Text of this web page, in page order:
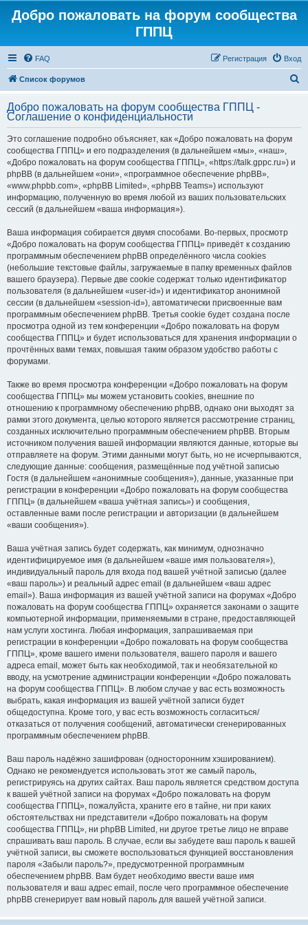
Добро пожаловать на форум сообщества
ГППЦ
FAQ Вход
Регистрация
Список форумов
с
Добро пожаловать на форум сообщества ГППЦ -
Соглашение о конфиденциальности
Это соглашение подробно объясняет, как «Добро пожаловать на форум
сообщества ГППЦ» и его подразделения (в дальнейшем «мы», «наш»,
«Добро пожаловать на форум сообщества ГППЦ», «https://talk.gppc.ru») и
phpBB (в дальнейшем «они», «программное обеспечение phpBB»,
«www.phpbb.com», «phpBB Limited», «phpBB Teams») используют
информацию, полученную во время любой из ваших пользовательских
сессий (в дальнейшем «ваша информация»).
Ваша информация собирается двумя способами. Во-первых, просмотр
«Добро пожаловать на форум сообщества ГППЦ» приведёт к созданию
программным обеспечением phpBB определённого числа cookies
(небольшие текстовые файлы, загружаемые в папку временных файлов
вашего браузера). Первые две cookie содержат только идентификатор
пользователя (в дальнейшем «user-id») и идентификатор анонимной
сессии (в дальнейшем «session-id»), автоматически присвоенные вам
программным обеспечением phpBB. Третья cookie будет создана после
просмотра одной из тем конференции «Добро пожаловать на форум
сообщества ГППЦ» и будет использоваться для хранения информации о
прочтённых вами темах, повышая таким образом удобство работы с
форумами.
Также во время просмотра конференции «Добро пожаловать на форум
сообщества ГППЦ» мы можем установить cookies, внешние по
отношению к программному обеспечению phpBB, однако они выходят за
рамки этого документа, целью которого является рассмотрение страниц,
созданных исключительно программным обеспечением phpBB. Вторым
источником получения вашей информации являются данные, которые вы
отправляете на форум. Этими данными могут быть, но не исчерпываются,
следующие данные: сообщения, размещённые под учётной записью
Гостя (в дальнейшем «анонимные сообщения»), данные, указанные при
регистрации в конференции «Добро пожаловать на форум сообщества
ГППЦ» (в дальнейшем «ваша учётная запись») и сообщения,
оставленные вами после регистрации и авторизации (в дальнейшем
«ваши сообщения»).
Ваша учётная запись будет содержать, как минимум, однозначно
идентифицируемое имя (в дальнейшем «ваше имя пользователя»),
индивидуальный пароль для входа под вашей учётной записью (далее
«ваш пароль») и реальный адрес email (в дальнейшем «ваш адрес
email»). Ваша информация из вашей учётной записи на форумах «Добро
пожаловать на форум сообщества ГППЦ» охраняется законами о защите
компьютерной информации, применяемыми в стране, предоставляющей
нам услуги хостинга. Любая информация, запрашиваемая при
регистрации в конференции «Добро пожаловать на форум сообщества
ГППЦ», кроме вашего имени пользователя, вашего пароля и вашего
адреса email, может быть как необходимой, так и необязательной ко
вводу, на усмотрение администрации конференции «Добро пожаловать
на форум сообщества ГППЦ». В любом случае у вас есть возможность
выбрать, какая информация из вашей учётной записи будет
общедоступна. Кроме того, у вас есть возможность согласиться/
отказаться от получения сообщений, автоматически сгенерированных
программным обеспечением phpBB.
Ваш пароль надёжно зашифрован (односторонним хэшированием).
Однако не рекомендуется использовать этот же самый пароль,
регистрируясь на других сайтах. Ваш пароль является средством доступа
к вашей учётной записи на форумах «Добро пожаловать на форум
сообщества ГППЦ», пожалуйста, храните его в тайне, ни при каких
обстоятельствах ни представители «Добро пожаловать на форум
сообщества ГППЦ», ни phpBB Limited, ни другое третье лицо не вправе
спрашивать ваш пароль. В случае, если вы забудете ваш пароль к вашей
учётной записи, вы сможете воспользоваться функцией восстановления
пароля «Забыли пароль?», предусмотренной программным
обеспечением phpBB. Вам будет необходимо ввести ваше имя
пользователя и ваш адрес email, после чего программное обеспечение
phpBB сгенерирует вам новый пароль для вашей учётной записи.